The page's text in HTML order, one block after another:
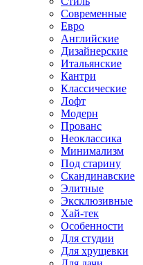
Современные
Евро
Английские
Дизайнерские
Итальянские
Кантри
Классические
Лофт
Модерн
Прованс
Неоклассика
Минимализм
Под старину
Скандинавские
Элитные
Эксклюзивные
Хай-тек
Особенности
Для студии
Для хрущевки